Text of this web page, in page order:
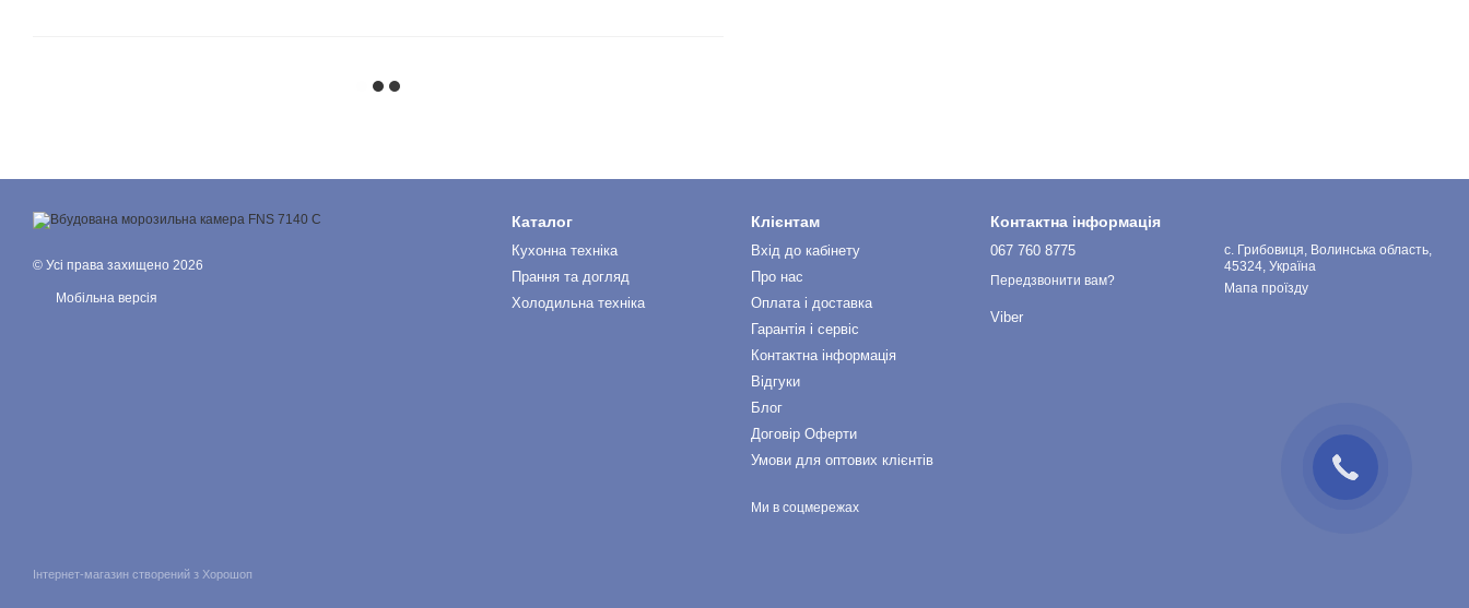
© Усі права захищено 2026
Мобільна версія
Інтернет-магазин створений з Хорошоп
Каталог
Кухонна техніка
Прання та догляд
Холодильна техніка
Клієнтам
Вхід до кабінету
Про нас
Оплата і доставка
Гарантія і сервіс
Контактна інформація
Відгуки
Блог
Договір Оферти
Умови для оптових клієнтів
Ми в соцмережах
Контактна інформація
067 760 8775
Передзвонити вам?
Viber
с. Грибовиця, Волинська область,
45324, Україна
Мапа проїзду